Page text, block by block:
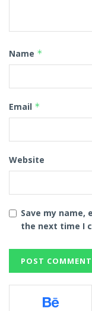
Name *
Email *
Website
Save my
the next time I